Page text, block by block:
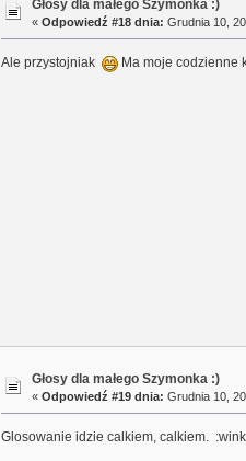
Głosy dla małego Szymonka :)
« Odpowiedź #18 dnia: Grudnia 10,
Ale przystojniak Ma moje codzienne
Głosy dla małego Szymonka :)
« Odpowiedź #19 dnia: Grudnia 10,
Glosowanie idzie calkiem, calkiem.